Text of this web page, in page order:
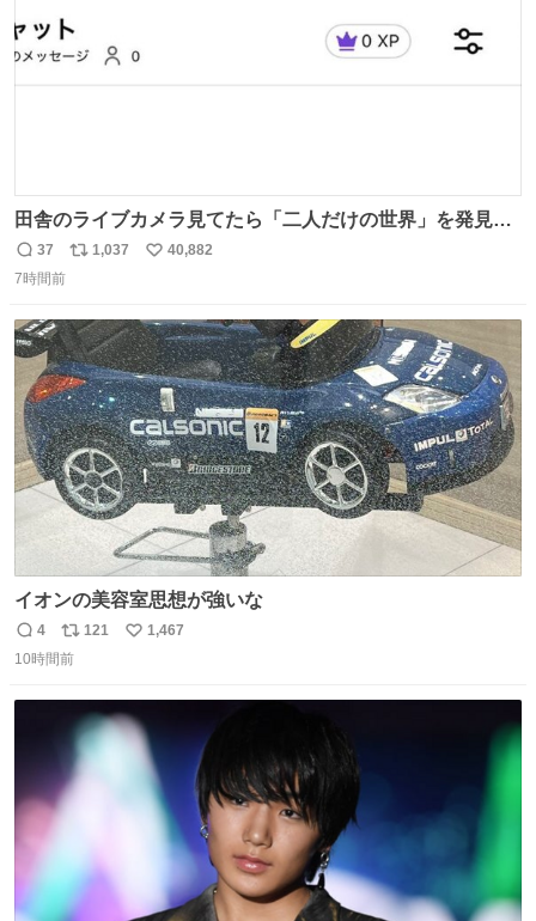
田舎のライブカメラ見てたら「二人だけの世界」を発見し
た
返
信
37
リ
ト
数
1,037
い
数
40,882
7時間前
イオンの美容室思想が強いな
返
信
4
リ
ポ
数
121
い
数
1,467
10時間前